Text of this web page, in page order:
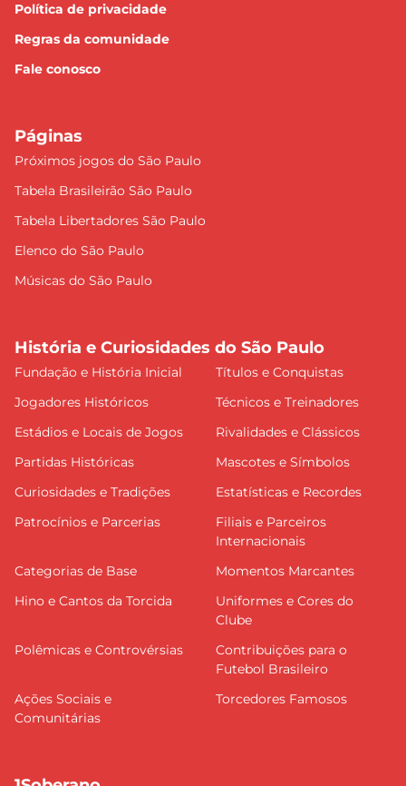
Política de privacidade
Regras da comunidade
Fale conosco
Páginas
Próximos jogos do São Paulo
Tabela Brasileirão São Paulo
Tabela Libertadores São Paulo
Elenco do São Paulo
Músicas do São Paulo
História e Curiosidades do São Paulo
Fundação e História Inicial
Títulos e Conquistas
Jogadores Históricos
Técnicos e Treinadores
Estádios e Locais de Jogos
Rivalidades e Clássicos
Partidas Históricas
Mascotes e Símbolos
Curiosidades e Tradições
Estatísticas e Recordes
Patrocínios e Parcerias
Filiais e Parceiros
Internacionais
Categorias de Base
Momentos Marcantes
Hino e Cantos da Torcida
Uniformes e Cores do
Clube
Polêmicas e Controvérsias
Contribuições para o
Futebol Brasileiro
Ações Sociais e
Comunitárias
Torcedores Famosos